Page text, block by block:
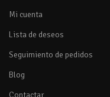
Mi cuenta
Lista de deseos
Seguimiento de pedidos
Blog
Contactar